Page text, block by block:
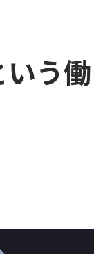
う働